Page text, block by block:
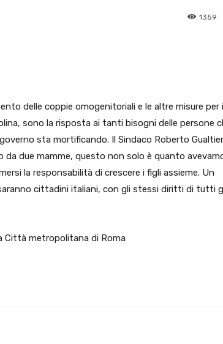
1359
delle coppie omogenitoriali e le altre misure per i
sono la risposta ai tanti bisogni delle persone
sta mortificando. Il Sindaco Roberto
due mamme, questo non solo è quanto
la responsabilità di crescere i figli assieme. Un
cittadini italiani, con gli stessi diritti di tutti
Città metropolitana di Roma